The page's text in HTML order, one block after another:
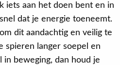
iets aan het doen bent en in
dat je energie toeneemt.
dit aandachtig en veilig te
spieren langer soepel en
beweging, dan houd je